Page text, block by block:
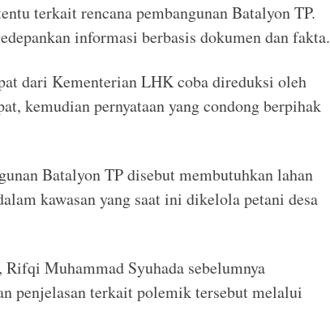
terkait rencana pembangunan Batalyon TP.
informasi berbasis dokumen dan fakta.
dari Kementerian LHK coba direduksi oleh
kemudian pernyataan yang condong berpihak
Batalyon TP disebut membutuhkan lahan
kawasan yang saat ini dikelola petani desa
Muhammad Syuhada sebelumnya
penjelasan terkait polemik tersebut melalui